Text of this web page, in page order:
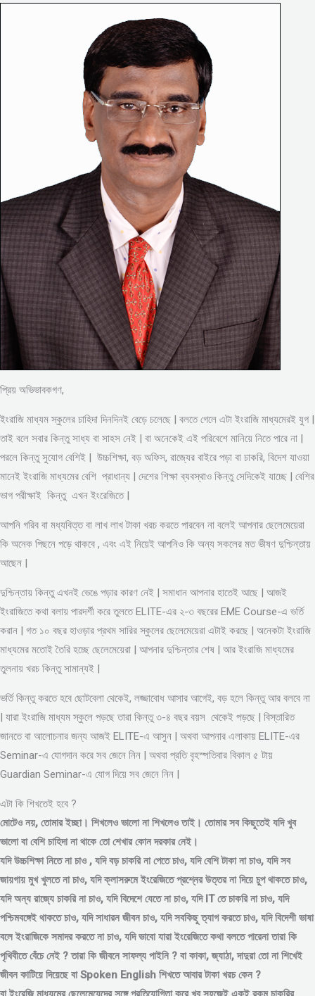
প্রিয় অভিভাবকগণ,
ইংরাজি মাধ্যম স্কুলের চাহিদা দিনদিনই বেড়ে চলেছে | বলতে গেলে এটা ইংরাজি মাধ্যমেরই যুগ |
তাই বলে সবার কিন্তু সাধ্য বা সাহস নেই | বা অনেকেই এই পরিবেশে মানিয়ে নিতে পারে না |
পরলে কিন্তু সুযোগ বেশিই | উচ্চশিক্ষা, বড় অফিস, রাজ্যের বাইরে পড়া বা চাকরি, বিদেশ যাওয়া
মানেই ইংরাজি মাধ্যমের বেশি প্রাধান্য | দেশের শিক্ষা ব্যবস্থাও কিন্তু সেদিকেই যাচ্ছে | বেশির
ভাগ পরীক্ষাই কিন্তু এখন ইংরেজিতে |
আপনি গরিব বা মধ্যবিত্ত বা লাখ লাখ টাকা খরচ করতে পারবেন না বলেই আপনার ছেলেমেয়েরা
কি অনেক পিছনে পড়ে থাকবে , এবং এই নিয়েই আপনিও কি অন্য সকলের মত ভীষণ দুশ্চিন্তায়
আছেন |
দুশ্চিন্তায় কিন্তু এখনই ভেঙে পড়ার কারণ নেই | সমাধান আপনার হাতেই আছে | আজই
ইংরাজিতে কথা বলায় পারদর্শী করে তুলতে ELITE-এর ২-৩ বছরের EME Course-এ ভর্তি
করান | গত ১০ বছর হাওড়ার প্রথম সারির স্কুলের ছেলেমেয়েরা এটাই করছে | অনেকটা ইংরাজি
মাধ্যমের মতোই তৈরি হচ্ছে ছেলেমেয়েরা | আপনার দুশ্চিন্তার শেষ | আর ইংরাজি মাধ্যমের
তুলনায় খরচ কিন্তু সামান্যই |
ভর্তি কিন্তু করতে হবে ছোটবেলা থেকেই, লজ্জাবোধ আসার আগেই, বড় হলে কিন্তু আর বলবে না
| যারা ইংরাজি মাধ্যম স্কুলে পড়ছে তারা কিন্তু ৩-৪ বছর বয়স থেকেই পড়ছে | বিস্তারিত
জানতে বা আলোচনার জন্য আজই ELITE-এ আসুন | অথবা আপনার এলাকায় ELITE-এর
Seminar-এ যোগদান করে সব জেনে নিন | অথবা প্রতি বৃহস্পতিবার বিকাল ৫ টায়
Guardian Seminar-এ যোগ দিয়ে সব জেনে নিন |
এটা কি শিখতেই হবে ?
মোটেও নয়, তোমার ইচ্ছা। শিখলেও ভালো না শিখলেও তাই। তোমার সব কিছুতেই যদি খুব
ভালো বা বেশি চাহিদা না থাকে তো শেখার কোন দরকার নেই।
যদি উচ্চশিক্ষা নিতে না চাও , যদি বড় চাকরি না পেতে চাও, যদি বেশি টাকা না চাও, যদি সব
জায়গায় মুখ খুলতে না চাও, যদি ক্লাসরুমে ইংরেজিতে প্রশ্নের উত্তর না দিয়ে চুপ থাকতে চাও,
যদি অন্য রাজ্যে চাকরি না চাও, যদি বিদেশে যেতে না চাও, যদি IT তে চাকরি না চাও, যদি
পশ্চিমবঙ্গেই থাকতে চাও, যদি সাধারন জীবন চাও, যদি সবকিছু ত্যাগ করতে চাও, যদি বিদেশী ভাষা
বলে ইংরাজিকে সমাদর করতে না চাও, যদি ভাবো যারা ইংরেজিতে কথা বলতে পারেনা তারা কি
পৃথিবীতে বেঁচে নেই ? তারা কি জীবনে সাফল্য পাইনি ? বা কাকা, জ্যাঠা, দাদুরা তো না শিখেই
জীবন কাটিয়ে দিয়েছে বা Spoken English শিখতে আবার টাকা খরচ কেন ?